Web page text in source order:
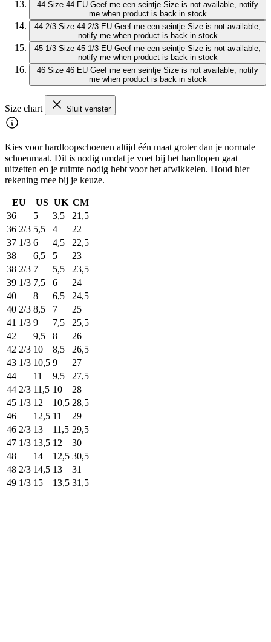
44 Size 44 EU Geef me een seintje Size is not available, notify
me when product is back in stock
44 2/3 Size 44 2/3 EU Geef me een seintje Size is not available,
notify me when product is back in stock
45 1/3 Size 45 1/3 EU Geef me een seintje Size is not available,
notify me when product is back in stock
46 Size 46 EU Geef me een seintje Size is not available, notify
me when product is back in stock
Size chart Sluit venster
Kies voor hardloopschoenen altijd één maat groter dan je normale
schoenmaat. Dit is nodig omdat je voet bij het hardlopen gaat
uitzetten en je ruimte nodig hebt voor het afwikkelen. Houd hier
rekening mee bij je keuze.
EU US UK CM
36
5 3,5
21,5
36 2/3 5,5 4
22
37 1/3 6 4,5
22,5
38
6,5 5
23
38 2/3 7 5,5
23,5
39 1/3 7,5 6
24
40
8 6,5
24,5
40 2/3 8,5 7
25
41 1/3 9 7,5
25,5
42
9,5 8
26
42 2/3 10 8,5
26,5
43 1/3 10,5 9
27
44
11 9,5
27,5
44 2/3 11,5 10
28
45 1/3 12 10,5 28,5
46
12,5 11
29
46 2/3 13 11,5 29,5
47 1/3 13,5 12
30
48
14 12,5 30,5
48 2/3 14,5 13
31
49 1/3 15 13,5 31,5